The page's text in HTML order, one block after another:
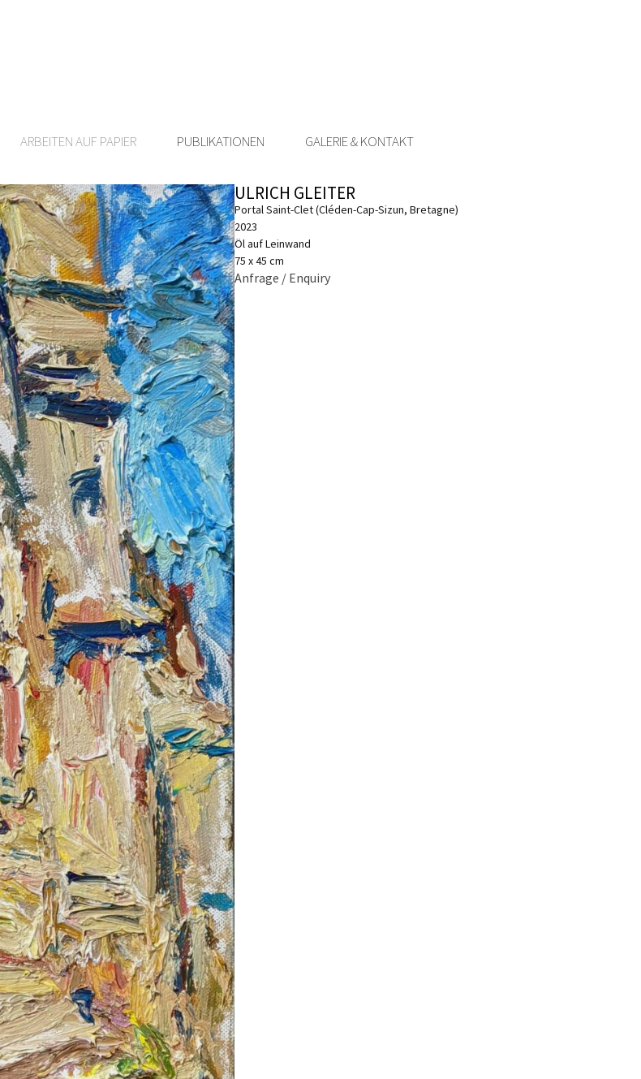
ARBEITEN AUF PAPIER PUBLIKATIONEN GALERIE & KONTAKT
ULRICH GLEITER
Portal Saint-Clet (Cléden-Cap-Sizun, Bretagne)
2023
Öl auf Leinwand
75 x 45 cm
Anfrage / Enquiry